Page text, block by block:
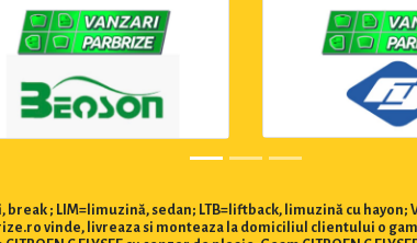
break ; LIM=limuzină, sedan; LTB=liftback, limuzină cu
vinde, livreaza si monteaza la domiciliul clientului o